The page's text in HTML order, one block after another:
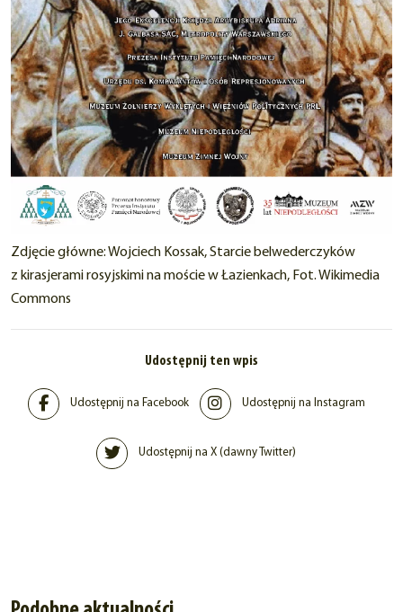
Zdjęcie główne: Wojciech Kossak, Starcie belwederczyków
z kirasjerami rosyjskimi na moście w Łazienkach, Fot. Wikimedia
Commons
Udostępnij ten wpis
Udostępnij na Facebook Udostępnij na Instagram
Udostępnij na X (dawny Twitter)